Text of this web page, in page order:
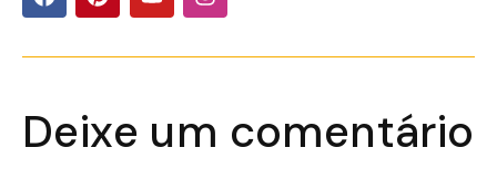
Deixe um comentário